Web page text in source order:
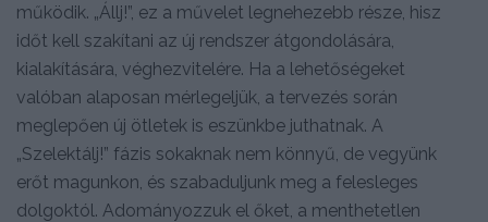
működik. „Állj!”, ez a művelet legnehezebb része, hisz
időt kell szakítani az új rendszer átgondolására,
kialakítására, véghezvitelére. Ha a lehetőségeket
valóban alaposan mérlegeljük, a tervezés során
meglepően új ötletek is eszünkbe juthatnak. A
„Szelektálj!” fázis sokaknak nem könnyű, de vegyünk
erőt magunkon, és szabaduljunk meg a felesleges
dolgoktól. Adományozzuk el őket, a menthetetlen